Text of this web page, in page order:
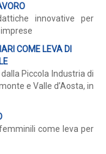
innovative per
COME LEVA DI
Piccola Industria di
e Valle d’Aosta, in
come leva per